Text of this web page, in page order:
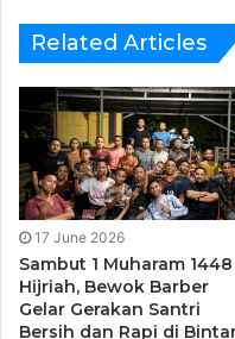
Related Articles
17 June 2026
Sambut 1 Muharam 1448
Hijriah, Bewok Barber
Gelar Gerakan Santri
Bersih dan Rapi di